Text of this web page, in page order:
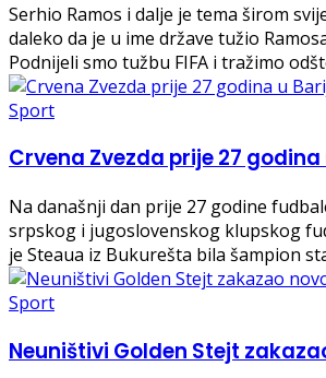
Serhio Ramos i dalje je tema širom
daleko da je u ime države tužio
Podnijeli smo tužbu FIFA i tražimo
Sport
Crvena Zvezda prije 27
Na današnji dan prije 27 godine
srpskog i jugoslovenskog klupskog
je Steaua iz Bukurešta bila šampion
Sport
Neuništivi Golden Stejt